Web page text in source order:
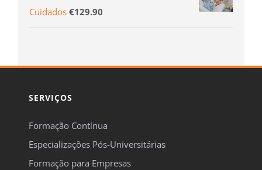
Cuidados €129.90
SERVIÇOS
Formação Contínua
Especializações Pós-Universitárias
Formação para Empresas